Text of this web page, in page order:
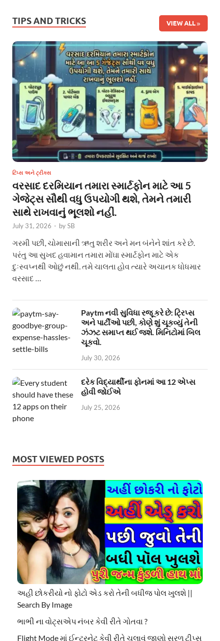
TIPS AND TRICKS VIEW ALL
ટિપ્સ અને ટ્રીક્સ
વરસાદ દરમિયાન તમારા સ્માર્ટફોન માટે આ 5
ગેજેટ્સ સૌથી વધુ ઉપયોગી થશે, તેમને તમારી
સાથે રાખવાનું ભૂલશો નહીં.
July 31, 2026 - bySB
ગરમી પછી, ચોમાસાની ઋતુ શરીર અને મન બંનેને શાંત કરે છે.
પરંતુ આ સુખદ હવામાન તમારા મોંઘા સ્માર્ટફોન માટે એક
દુઃસ્વપ્નથી ઓછું નથી. તમે ચાલતા હોવ ત્યારે અચાનક ધોધમાર
વરસાદ …
Paytm નવી સુવિધા રજૂ કરે છે: ટ્રિપ્સ
અને પાર્ટીઓ પછી, કોણે શું ચૂકવ્યું તેની
ઝંઝટ સમાપ્ત થઈ જશે. મિનિટોમાં બિલ
ચૂકવો.
July 30, 2026
દરેક વિદ્યાર્થીના ફોનમાં આ 12 એપ્સ
હોવી જોઈએ
July 25, 2026
MOST VIEWED POSTS
અહી છોકરીયો નો ફોટો એડ કરો તેની બધીજ પોલ ખુલશે ||
Search By Image
ભાભી ના વોટ્સએપ નંબર કેવી રીતે ગોતવા ?
Flight Mode માં ઈન્ટરનેટ કેવી રીતે ચલાવું જાણો સરળ ટીપ્સ